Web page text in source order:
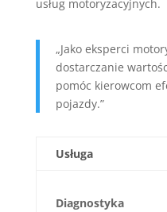
usług motoryzacyjnych.
„Jako eksperci
dostarczanie
pomóc kierowcom
pojazdy.”
Usługa
Diagnostyka